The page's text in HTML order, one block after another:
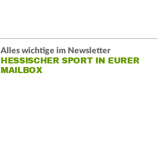
Alles wichtige im Newsletter
HESSISCHER SPORT IN EURER
MAILBOX